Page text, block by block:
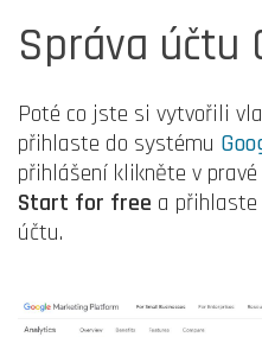
Správa účtu
Poté co jste si vytvořili
přihlaste do systému
přihlášení klikněte v
Start for free a přihlaste
účtu.